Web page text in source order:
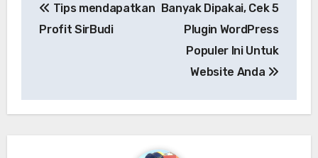
pos
Tips mendapatkan
Profit SirBudi
Banyak Dipakai, Cek 5
Plugin WordPress
Populer Ini Untuk
Website Anda